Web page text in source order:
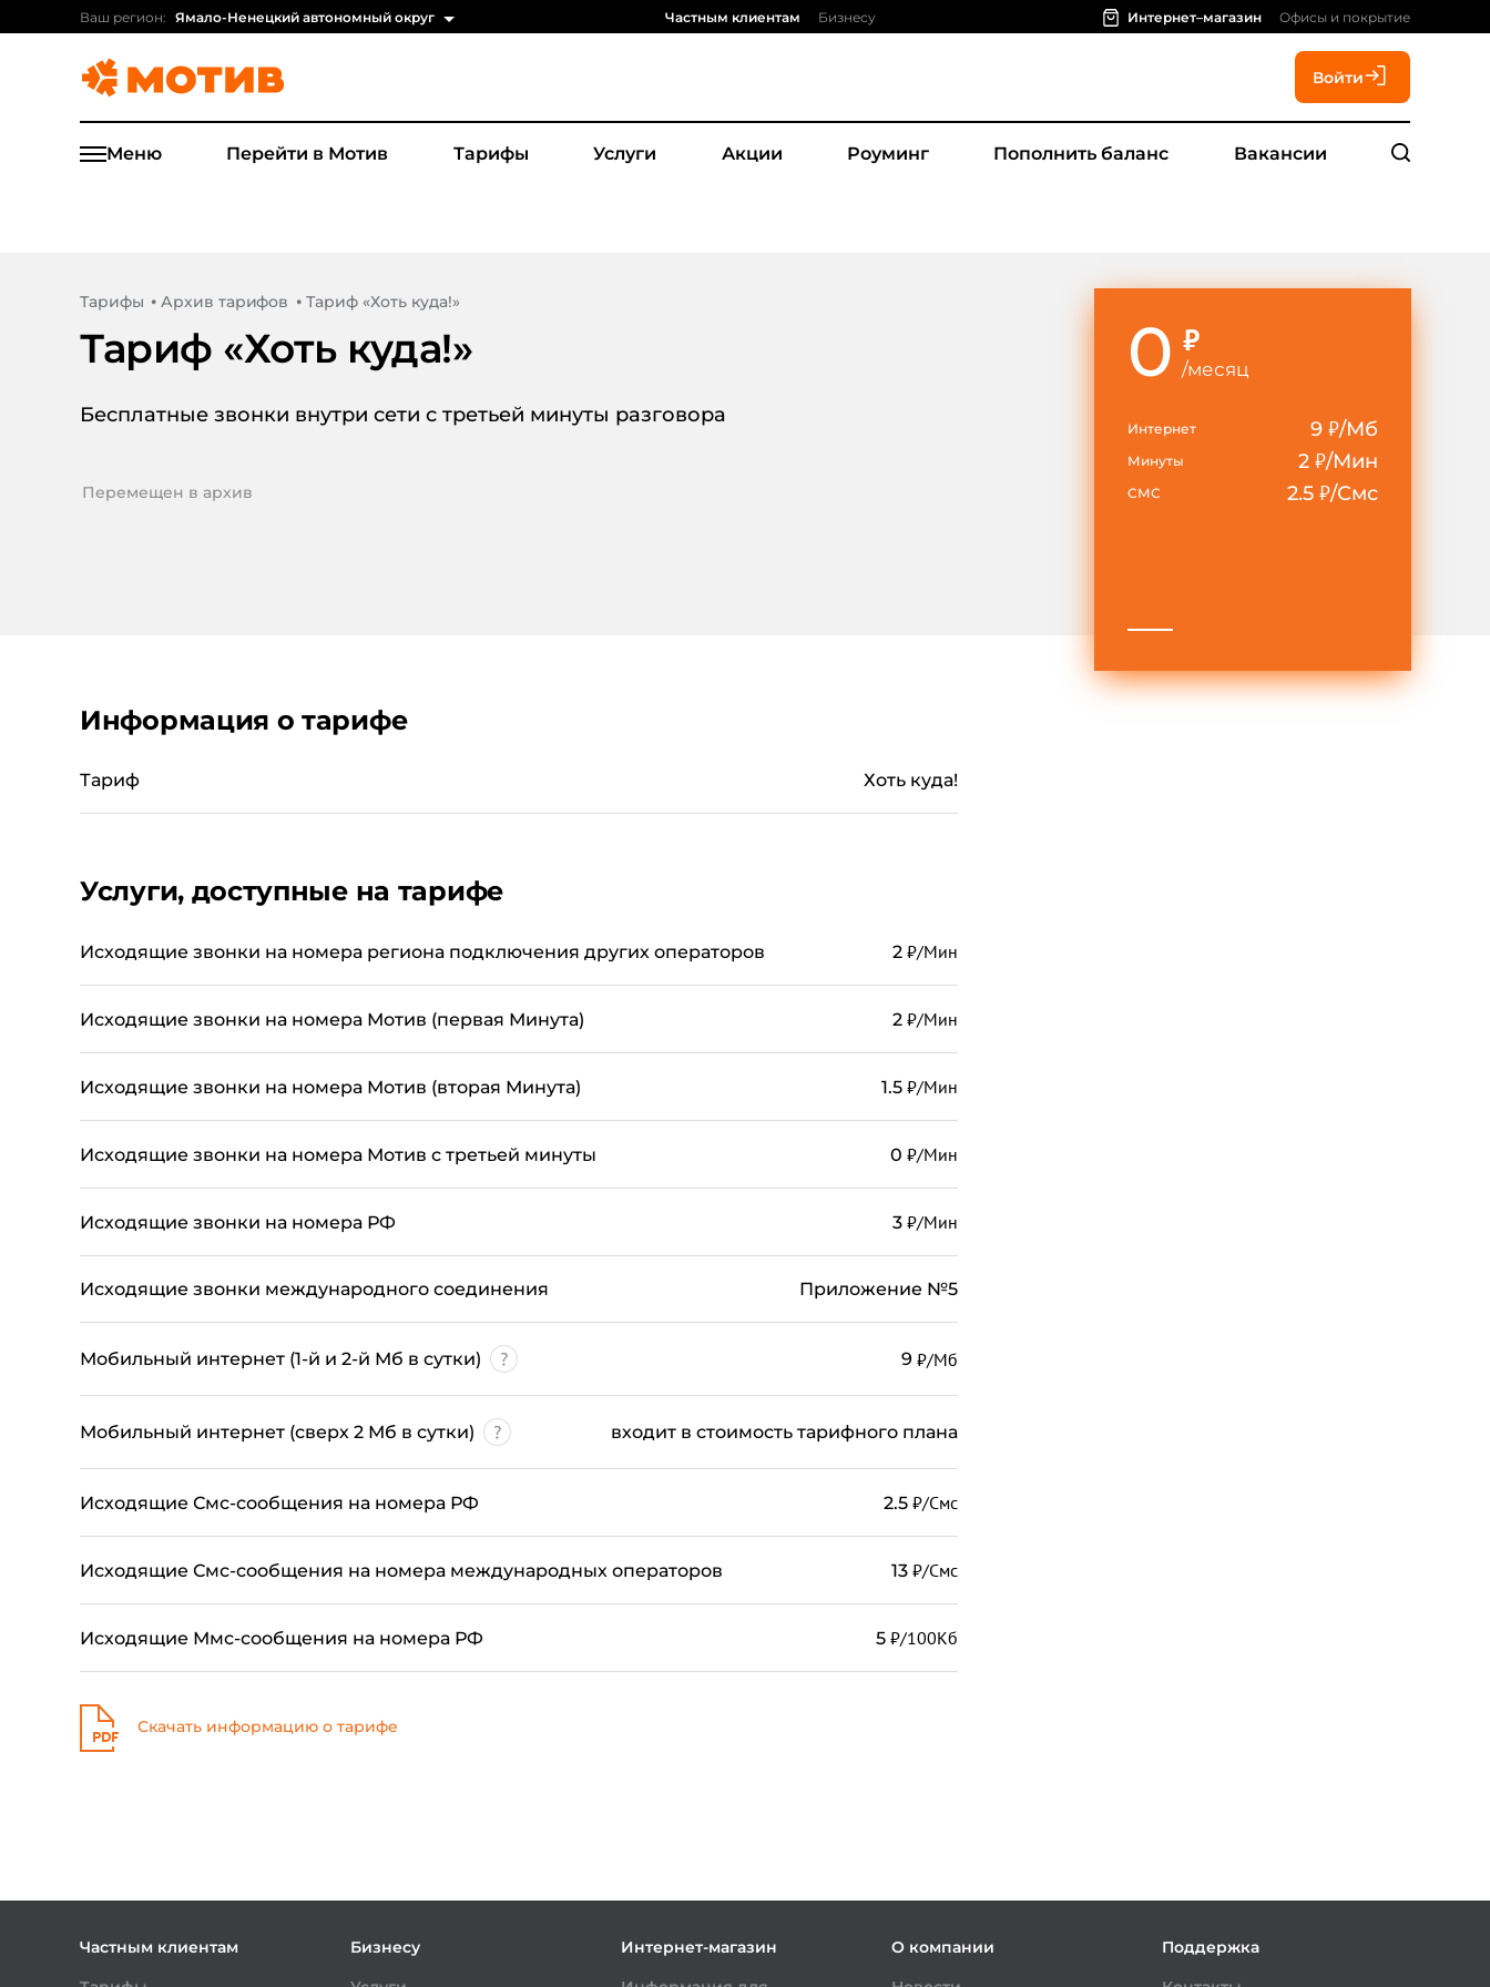
Ваш регион: Ямало-Ненецкий автономный округ Частным клиентам Бизнесу Интернет–магазин Офисы и покрытие
Войти
Меню Перейти в Мотив Тарифы Услуги Акции Роуминг Пополнить баланс Вакансии
Тарифы Архив тарифов Тариф «Хоть куда!»
Тариф «Хоть куда!»
Бесплатные звонки внутри сети с третьей минуты разговора
0 ₽
/месяц
Интернет 9 ₽/Мб
Минуты 2 ₽/Мин
СМС 2.5 ₽/Смс
Перемещен в архив
Информация о тарифе
Тариф Хоть куда!
Услуги, доступные на тарифе
Исходящие звонки на номера региона подключения других операторов 2 ₽/Мин
Исходящие звонки на номера Мотив (первая Минута) 2 ₽/Мин
Исходящие звонки на номера Мотив (вторая Минута) 1.5 ₽/Мин
Исходящие звонки на номера Мотив с третьей минуты 0 ₽/Мин
Исходящие звонки на номера РФ 3 ₽/Мин
Исходящие звонки международного соединения Приложение №5
Мобильный интернет (1-й и 2-й Мб в сутки) 9 ₽/Мб
Мобильный интернет (сверх 2 Мб в сутки) входит в стоимость тарифного плана
Исходящие Смс-сообщения на номера РФ 2.5 ₽/Смс
Исходящие Смс-сообщения на номера международных операторов 13 ₽/Смс
Исходящие Ммс-сообщения на номера РФ 5 ₽/100Кб
Скачать информацию о тарифе
Частным клиентам
Бизнесу
Интернет-магазин
О компании
Поддержка